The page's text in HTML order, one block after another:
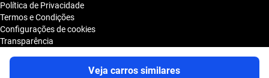
Veja carros similares
Política de Privacidade
Termos e Condições
Configurações de cookies
Transparência
KAVAK TECNOLOGIA E COMERCIO DE VEICULOS LTDA., inscrita no